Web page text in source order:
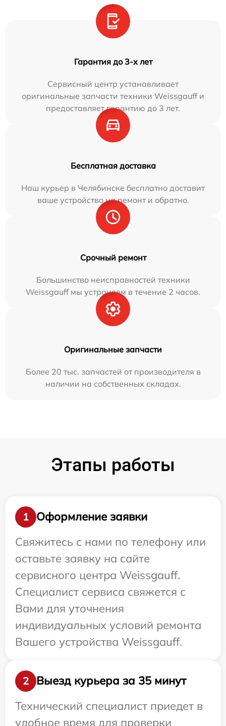
Гарантия до 3-х лет
Сервисный центр устанавливает
оригинальные запчасти техники Weissgauff и
предоставляет гарантию до 3 лет.
Бесплатная доставка
Наш курьер в Челябинске бесплатно доставит
ваше устройство на ремонт и обратно.
Срочный ремонт
Большинство неисправностей техники
Weissgauff мы устраняем в течение 2 часов.
Оригинальные запчасти
Более 20 тыс. запчастей от производителя в
наличии на собственных складах.
Этапы работы
1
Оформление заявки
Свяжитесь с нами по телефону или
оставьте заявку на сайте
сервисного центра Weissgauff.
Специалист сервиса свяжется с
Вами для уточнения
индивидуальных условий ремонта
Вашего устройства Weissgauff.
2
Выезд курьера за 35 минут
Технический специалист приедет в
удобное время для проверки